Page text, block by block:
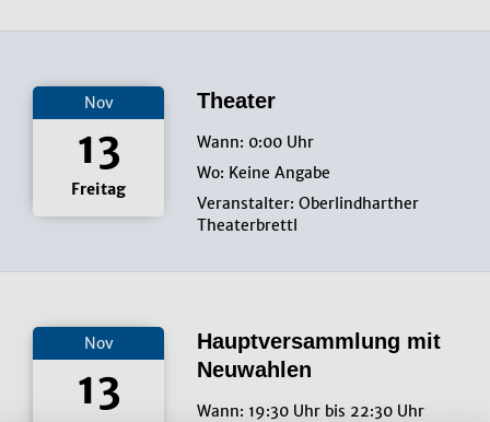
Nov
13
Freitag
Theater
Wann: 0:00 Uhr
Wo: Keine Angabe
Veranstalter: Oberlindharther
Theaterbrettl
Nov
13
Hauptversammlung mit
Neuwahlen
Wann: 19:30 Uhr bis 22:30 Uhr